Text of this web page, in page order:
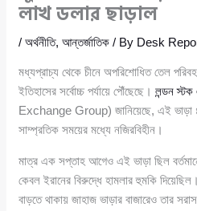
লাখ ডলার ছাড়াল
/অর্থনীতি,আন্তর্জাতিক / By Desk
মধ্যপ্রাচ্য থেকে চীনে অপরিশোধিত তেল
ইতিহাসের সর্বোচ্চ পর্যায়ে পৌঁছেছে।লন্ডন স্টক
Exchange Group) জানিয়েছে, এই ভাড়া
সাম্প্রতিক সময়ের মধ্যে নজিরবিহীন।
মাত্র এক সপ্তাহ আগেও এই ভাড়া ছিল
কেবল ইরানের বিরুদ্ধে হামলার হুমকি
বাড়তে থাকায় জাহাজ ভাড়ার বাজারেও তার